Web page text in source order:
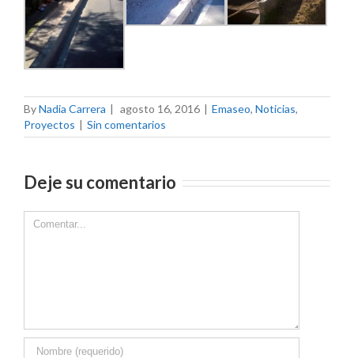
ByNadia Carrera | agosto 16, 2016 | Emaseo, Noticias,
Proyectos | Sin comentarios
Deje su comentario
Comment